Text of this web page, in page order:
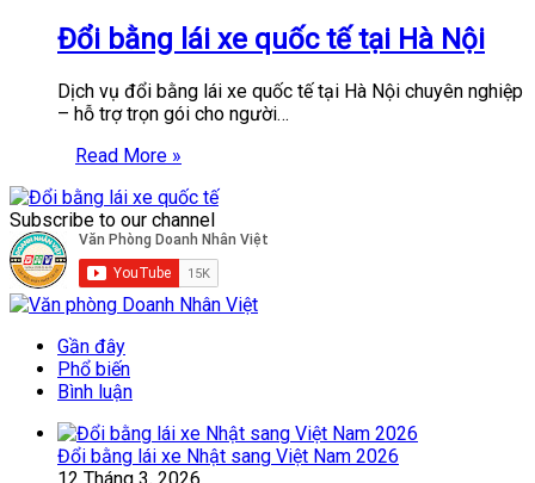
Đổi bằng lái xe quốc tế tại Hà Nội
Dịch vụ đổi bằng lái xe quốc tế tại Hà Nội chuyên nghiệp
– hỗ trợ trọn gói cho người…
Read More »
Subscribe to our channel
Gần đây
Phổ biến
Bình luận
Đổi bằng lái xe Nhật sang Việt Nam 2026
12 Tháng 3, 2026